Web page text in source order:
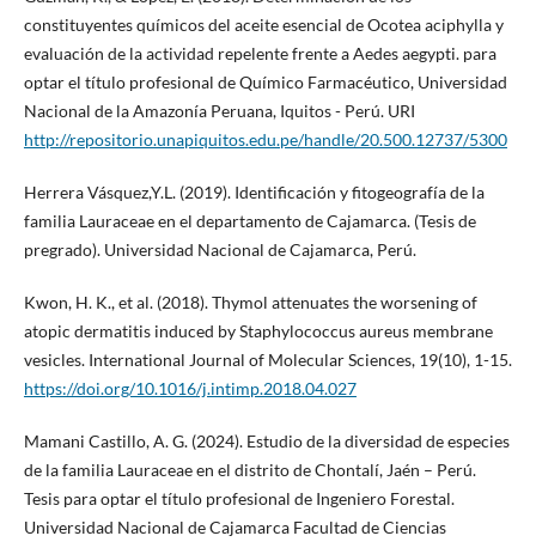
constituyentes químicos del aceite esencial de Ocotea aciphylla y
evaluación de la actividad repelente frente a Aedes aegypti. para
optar el título profesional de Químico Farmacéutico, Universidad
Nacional de la Amazonía Peruana, Iquitos - Perú. URI
http://repositorio.unapiquitos.edu.pe/handle/20.500.12737/5300
Herrera Vásquez,Y.L. (2019). Identificación y fitogeografía de la
familia Lauraceae en el departamento de Cajamarca. (Tesis de
pregrado). Universidad Nacional de Cajamarca, Perú.
Kwon, H. K., et al. (2018). Thymol attenuates the worsening of
atopic dermatitis induced by Staphylococcus aureus membrane
vesicles. International Journal of Molecular Sciences, 19(10), 1-15.
https://doi.org/10.1016/j.intimp.2018.04.027
Mamani Castillo, A. G. (2024). Estudio de la diversidad de especies
de la familia Lauraceae en el distrito de Chontalí, Jaén – Perú.
Tesis para optar el título profesional de Ingeniero Forestal.
Universidad Nacional de Cajamarca Facultad de Ciencias